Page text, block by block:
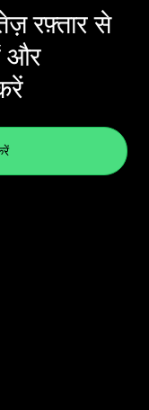
रफ़्तार से
और